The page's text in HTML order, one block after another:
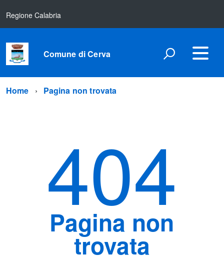
Regione Calabria
Comune di Cerva
Home Pagina non trovata
404
Pagina non
trovata